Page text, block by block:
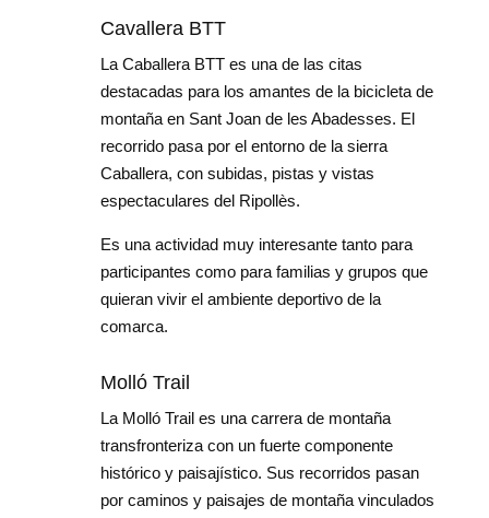
Cavallera BTT
La Caballera BTT es una de las citas
destacadas para los amantes de la bicicleta de
montaña en Sant Joan de les Abadesses. El
recorrido pasa por el entorno de la sierra
Caballera, con subidas, pistas y vistas
espectaculares del Ripollès.
Es una actividad muy interesante tanto para
participantes como para familias y grupos que
quieran vivir el ambiente deportivo de la
comarca.
Molló Trail
La Molló Trail es una carrera de montaña
transfronteriza con un fuerte componente
histórico y paisajístico. Sus recorridos pasan
por caminos y paisajes de montaña vinculados